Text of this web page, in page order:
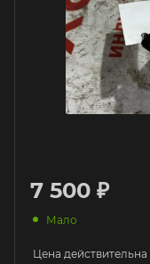
7 500 ₽
Мало
Цена